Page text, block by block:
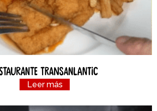
Transanlantic
Leer más